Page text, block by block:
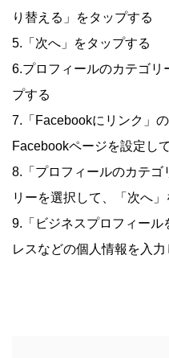
り替える」をタップする
5.「次へ」をタップする
6.プロフィールのカテゴリ
プする
7.「Facebookにリンク」
Facebookページを設定し
8.「プロフィールのカテ
リーを選択して、「次へ
9.「ビジネスプロフィール
レスなどの個人情報を入